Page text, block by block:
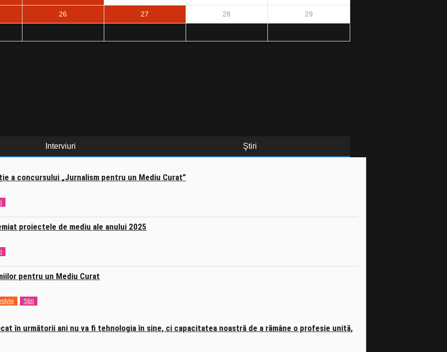
26 27 28 29
Interviuri Ştiri
a concursului „Jurnalism pentru un Mediu Curat”
proiectele de mediu ale anului 2025
pentru un Mediu Curat
Ştiri
în următorii ani nu va fi tehnologia în sine, ci capacitatea noastră de a rămâne o profesie unită,